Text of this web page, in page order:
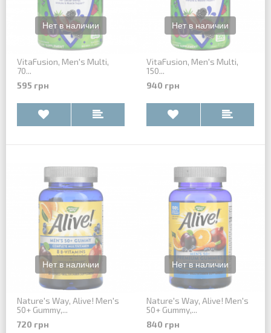
VitaFusion, Men's Multi,
70...
595 грн
VitaFusion, Men's Multi,
150...
940 грн
Nature's Way, Alive! Men's
50+ Gummy,...
720 грн
Nature's Way, Alive! Men's
50+ Gummy,...
840 грн